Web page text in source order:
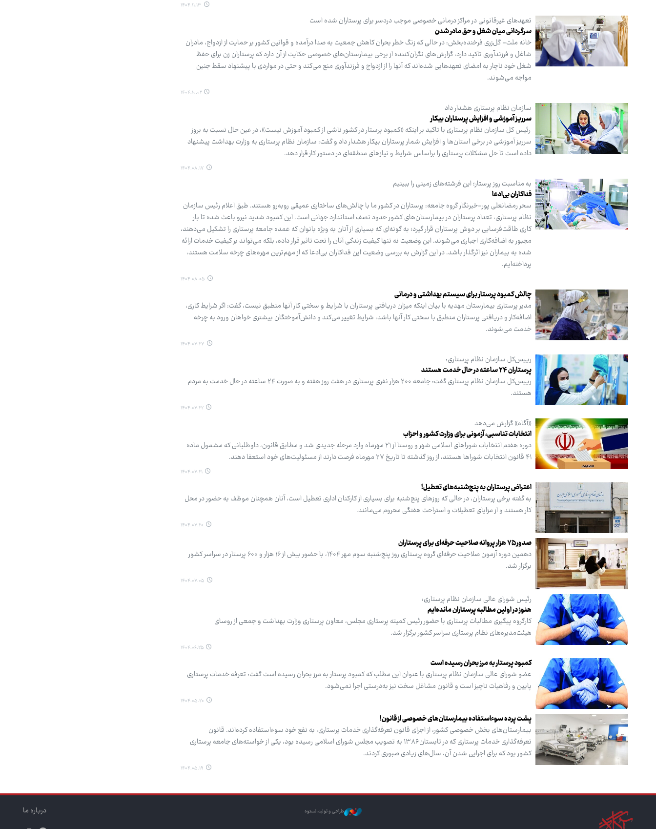
۱۴۰۴.۱۱.۱۳
تعهدهای غیرقانونی در مراکز درمانی خصوصی موجب دردسر برای پرستاران شده است
سرگردانی میان شغل و حق مادر شدن
خانه ملت- گل‌زری فرخنده‌بخش: در حالی که زنگ خطر بحران کاهش جمعیت به صدا درآمده و قوانین کشور بر حمایت از ازدواج، مادران
شاغل و فرزندآوری تاکید دارد، گزارش‌های نگران‌کننده از برخی بیمارستان‌های خصوصی حکایت از آن دارد که پرستاران زن برای حفظ
شغل خود ناچار به امضای تعهدهایی شده‌اند که آنها را از ازدواج و فرزندآوری منع می‌کند و حتی در مواردی با پیشنهاد سقط جنین
مواجه می‌شوند.
۱۴۰۴.۱۰.۰۲
سازمان نظام پرستاری هشدار داد
سرریز آموزشی و افزایش پرستاران بیکار
رئیس کل سازمان نظام پرستاری با تاکید بر اینکه «کمبود پرستار در کشور ناشی از کمبود آموزش نیست»، در عین حال نسبت به بروز
سرریز آموزشی در برخی استان‌ها و افزایش شمار پرستاران بیکار هشدار داد و گفت: سازمان نظام پرستاری به وزارت بهداشت پیشنهاد
داده است تا حل مشکلات پرستاری را براساس شرایط و نیازهای منطقه‌ای در دستور کار قرار دهد.
۱۴۰۴.۰۸.۱۷
به مناسبت روز پرستار؛ این فرشته‌های زمینی را ببینیم
فداکاران بی‌ادعا
سحر رمضانعلی پور-خبرنگار گروه جامعه: پرستاران در کشور ما با چالش‌های ساختاری عمیقی روبه‌رو هستند. طبق اعلام رئیس سازمان
نظام پرستاری، تعداد پرستاران در بیمارستان‌های کشور حدود نصف استاندارد جهانی است. این کمبود شدید نیرو باعث شده تا بار
کاری طاقت‌فرسایی بر دوش پرستاران قرار گیرد؛ به گونه‌ای که بسیاری از آنان به ویژه بانوان که عمده جامعه پرستاری را تشکیل می‌دهند،
مجبور به اضافه‌کاری اجباری می‌شوند. این وضعیت نه تنها کیفیت زندگی آنان را تحت تاثیر قرار داده، بلکه می‌تواند بر کیفیت خدمات ارائه
شده به بیماران نیز اثرگذار باشد. در این گزارش به بررسی وضعیت این فداکاران بی‌ادعا که از مهم‌ترین مهره‌های چرخه سلامت هستند،
پرداخته‌ایم.
۱۴۰۴.۰۸.۰۵
چالش کمبود پرستار برای سیستم بهداشتی و درمانی
مدیر پرستاری بیمارستان مهدیه با بیان اینکه میزان دریافتی پرستاران با شرایط و سختی کار آنها منطبق نیست، گفت: اگر شرایط کاری،
اضافه‌کار و دریافتی پرستاران منطبق با سختی کار آنها باشد، شرایط تغییر می‌کند و دانش‌آموختگان بیشتری خواهان ورود به چرخه
خدمت می‌شوند.
۱۴۰۴.۰۷.۲۷
رییس‌کل سازمان نظام پرستاری:
پرستاران ۲۴ ساعته در حال خدمت هستند
رییس‌کل سازمان نظام پرستاری گفت: جامعه ۲۰۰ هزار نفری پرستاری در هفت روز هفته و به‌ صورت ۲۴ ساعته در حال خدمت به مردم
هستند.
۱۴۰۴.۰۷.۲۲
«آگاه» گزارش می‌دهد
انتخابات تناسبی، آزمونی برای وزارت کشور و احزاب
دوره هفتم انتخابات شوراهای اسلامی شهر و روستا از ۲۱ مهرماه وارد مرحله جدیدی شد و مطابق قانون، داوطلبانی که مشمول ماده
۴۱ قانون انتخابات شوراها هستند، از روز گذشته تا تاریخ ۲۷ مهرماه فرصت دارند از مسئولیت‌های خود استعفا دهند.
۱۴۰۴.۰۷.۲۱
اعتراض پرستاران به پنج‌شنبه‌های تعطیل!
به گفته‌ برخی پرستاران، در حالی‌ که روزهای پنج‌شنبه برای بسیاری از کارکنان اداری تعطیل است، آنان همچنان موظف به حضور در محل
کار هستند و از مزایای تعطیلات و استراحت هفتگی محروم می‌مانند.
۱۴۰۴.۰۷.۲۰
صدور ۷۵ هزار پروانه صلاحیت حرفه‌ای برای پرستاران
دهمین دوره آزمون صلاحیت حرفه‌ای گروه پرستاری روز پنج‌شنبه سوم مهر ۱۴۰۴، با حضور بیش از ۱۶ هزار و ۶۰۰ پرستار در سراسر کشور
برگزار شد.
۱۴۰۴.۰۷.۰۵
رئیس شورای عالی سازمان نظام پرستاری:
هنوز در اولین مطالبه پرستاران مانده‌ایم
کارگروه پیگیری مطالبات پرستاری با حضور رئیس کمیته پرستاری مجلس، معاون پرستاری وزارت بهداشت و جمعی از روسای
هیئت‌مدیره‌های نظام پرستاری سراسر کشور برگزار شد.
۱۴۰۴.۰۶.۲۵
کمبود پرستار به مرز بحران رسیده است
عضو شورای عالی سازمان نظام پرستاری با عنوان این مطلب که کمبود پرستار به مرز بحران رسیده است گفت: تعرفه خدمات پرستاری
پایین و رفاهیات ناچیز است و قانون مشاغل سخت نیز به‌درستی اجرا نمی‌شود.
۱۴۰۴.۰۵.۲۰
پشت پرده سوءاستفاده بیمارستان‌های خصوصی از قانون!
بیمارستان‌های بخش خصوصی کشور، از اجرای قانون تعرفه‌گذاری خدمات پرستاری، به نفع خود سوءاستفاده کرده‌اند. قانون
تعرفه‌گذاری خدمات پرستاری که در تابستان ۱۳۸۶ به تصویب مجلس شورای اسلامی رسیده بود، یکی از خواسته‌های جامعه پرستاری
کشور بود که برای اجرایی شدن آن، سال‌های زیادی صبوری کردند.
۱۴۰۴.۰۵.۱۹
طراحی و تولید: نستوه درباره ما